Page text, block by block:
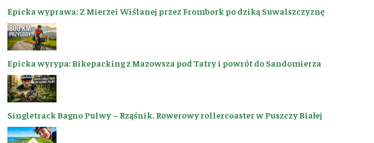
Epicka wyprawa: Z Mierzei Wiślanej przez Frombork po dziką Suwalszczyznę
Epicka wyrypa: Bikepacking z Mazowsza pod Tatry i powrót do Sandomierza
Singletrack Bagno Pulwy – Rząśnik. Rowerowy rollercoaster w Puszczy Białej